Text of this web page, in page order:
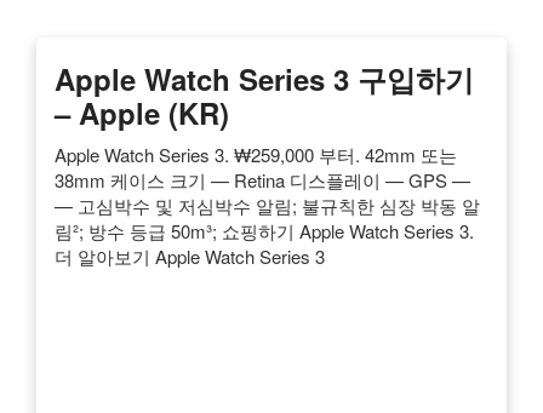
Apple Watch Series 3 구입하기
– Apple (KR)
Apple Watch Series 3. ₩259,000 부터. 42mm 또는
38mm 케이스 크기 — Retina 디스플레이 — GPS —
— 고심박수 및 저심박수 알림; 불규칙한 심장 박동 알
림²; 방수 등급 50m³; 쇼핑하기 Apple Watch Series 3.
더 알아보기 Apple Watch Series 3